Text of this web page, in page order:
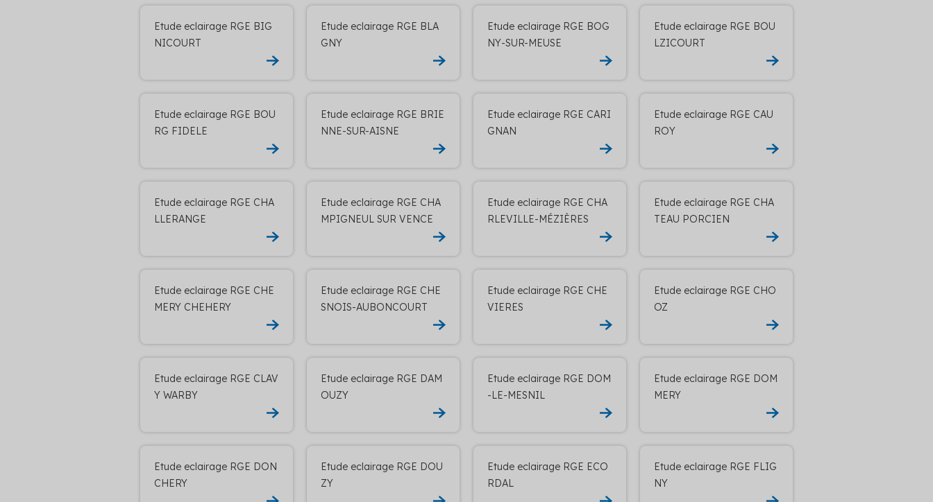
Etude eclairage RGE BIG
NICOURT
Etude eclairage RGE BLA
GNY
Etude eclairage RGE BOG
NY-SUR-MEUSE
Etude eclairage RGE BOU
LZICOURT
Etude eclairage RGE BOU
RG FIDELE
Etude eclairage RGE BRIE
NNE-SUR-AISNE
Etude eclairage RGE CARI
GNAN
Etude eclairage RGE CAU
ROY
Etude eclairage RGE CHA
LLERANGE
Etude eclairage RGE CHA
MPIGNEUL SUR VENCE
Etude eclairage RGE CHA
RLEVILLE-MÉZIÈRES
Etude eclairage RGE CHA
TEAU PORCIEN
Etude eclairage RGE CHE
MERY CHEHERY
Etude eclairage RGE CHE
SNOIS-AUBONCOURT
Etude eclairage RGE CHE
VIERES
Etude eclairage RGE CHO
OZ
Etude eclairage RGE CLAV
Y WARBY
Etude eclairage RGE DAM
OUZY
Etude eclairage RGE DOM
-LE-MESNIL
Etude eclairage RGE DOM
MERY
Etude eclairage RGE DON
CHERY
Etude eclairage RGE DOU
ZY
Etude eclairage RGE ECO
RDAL
Etude eclairage RGE FLIG
NY